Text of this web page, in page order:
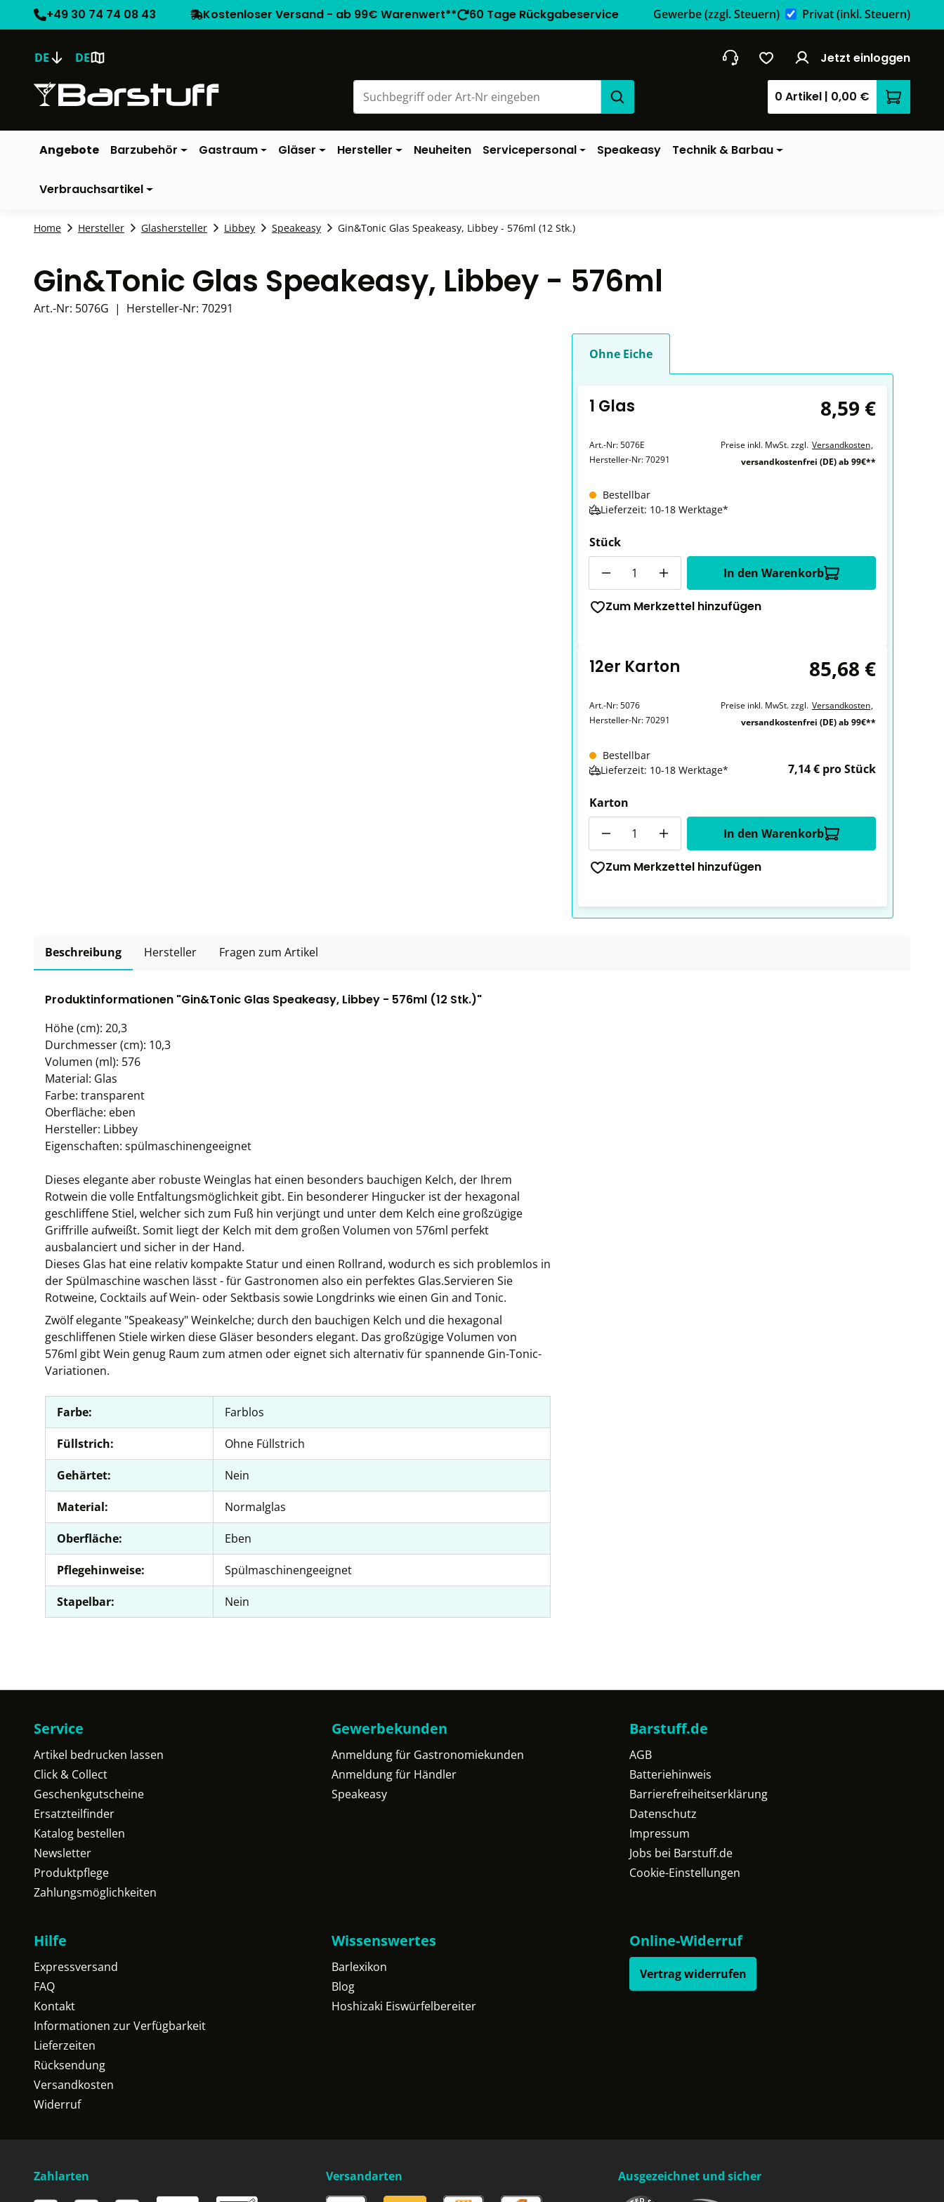
+49 30 74 74 08 43 Kostenloser Versand - ab 99€ Warenwert** 60 Tage Rückgabeservice Gewerbe(zzgl. Steuern) Privat(inkl. Steuern)
DE DE Jetzt einloggen
0 Artikel | 0,00 €
Angebote Barzubehör Gastraum Gläser Hersteller Neuheiten Servicepersonal Speakeasy Technik & Barbau
Verbrauchsartikel
Home Hersteller Glashersteller Libbey Speakeasy Gin&Tonic Glas Speakeasy, Libbey - 576ml (12 Stk.)
Gin&Tonic Glas Speakeasy, Libbey - 576ml
Art.-Nr: 5076G | Hersteller-Nr: 70291
Ohne Eiche
1 Glas 8,59 €
Art.-Nr:5076E
Hersteller-Nr:70291
Preise inkl. MwSt. zzgl. Versandkosten,
versandkostenfrei (DE) ab 99€**
Bestellbar
Lieferzeit: 10-18 Werktage*
Stück
In den Warenkorb
Zum Merkzettel hinzufügen
12er Karton 85,68 €
Art.-Nr:5076
Hersteller-Nr:70291
Preise inkl. MwSt. zzgl. Versandkosten,
versandkostenfrei (DE) ab 99€**
Bestellbar
Lieferzeit: 10-18 Werktage*
7,14 € pro Stück
Karton
In den Warenkorb
Zum Merkzettel hinzufügen
Beschreibung Hersteller Fragen zum Artikel
Produktinformationen "Gin&Tonic Glas Speakeasy, Libbey - 576ml (12 Stk.)"
Höhe (cm): 20,3
Durchmesser (cm): 10,3
Volumen (ml): 576
Material: Glas
Farbe: transparent
Oberfläche: eben
Hersteller: Libbey
Eigenschaften: spülmaschinengeeignet
Dieses elegante aber robuste Weinglas hat einen besonders bauchigen Kelch, der Ihrem
Rotwein die volle Entfaltungsmöglichkeit gibt. Ein besonderer Hingucker ist der hexagonal
geschliffene Stiel, welcher sich zum Fuß hin verjüngt und unter dem Kelch eine großzügige
Griffrille aufweißt. Somit liegt der Kelch mit dem großen Volumen von 576ml perfekt
ausbalanciert und sicher in der Hand.
Dieses Glas hat eine relativ kompakte Statur und einen Rollrand, wodurch es sich problemlos in
der Spülmaschine waschen lässt - für Gastronomen also ein perfektes Glas.Servieren Sie
Rotweine, Cocktails auf Wein- oder Sektbasis sowie Longdrinks wie einen Gin and Tonic.
Zwölf elegante "Speakeasy" Weinkelche; durch den bauchigen Kelch und die hexagonal
geschliffenen Stiele wirken diese Gläser besonders elegant. Das großzügige Volumen von
576ml gibt Wein genug Raum zum atmen oder eignet sich alternativ für spannende Gin-Tonic-
Variationen.
Farbe: Farblos
Füllstrich: Ohne Füllstrich
Gehärtet: Nein
Material: Normalglas
Oberfläche: Eben
Pflegehinweise: Spülmaschinengeeignet
Stapelbar: Nein
Service
Artikel bedrucken lassen
Click & Collect
Geschenkgutscheine
Ersatzteilfinder
Katalog bestellen
Newsletter
Produktpflege
Zahlungsmöglichkeiten
Gewerbekunden
Anmeldung für Gastronomiekunden
Anmeldung für Händler
Speakeasy
Barstuff.de
AGB
Batteriehinweis
Barrierefreiheitserklärung
Datenschutz
Impressum
Jobs bei Barstuff.de
Cookie-Einstellungen
Hilfe
Expressversand
FAQ
Kontakt
Informationen zur Verfügbarkeit
Lieferzeiten
Rücksendung
Versandkosten
Widerruf
Wissenswertes
Barlexikon
Blog
Hoshizaki Eiswürfelbereiter
Online-Widerruf
Vertrag widerrufen
Zahlarten Versandarten Ausgezeichnet und sicher